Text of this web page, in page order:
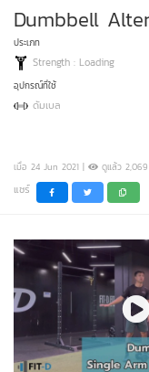
Dumbbell
ประเภท
Strength : Loading
อุปกรณ์ที่ใช้
ดัมเบล
เมื่อ 24 Jun 2021 | ดูแล้ว
แชร์